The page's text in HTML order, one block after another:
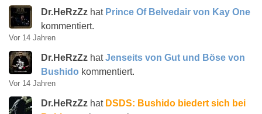
Dr.HeRzZz hat Prince Of Belvedair von Kay One
kommentiert.
Vor 14 Jahren
Dr.HeRzZz hatJenseits von Gut und Böse von
Bushido kommentiert.
Vor 14 Jahren
Dr.HeRzZz hat DSDS: Bushido biedert sich bei